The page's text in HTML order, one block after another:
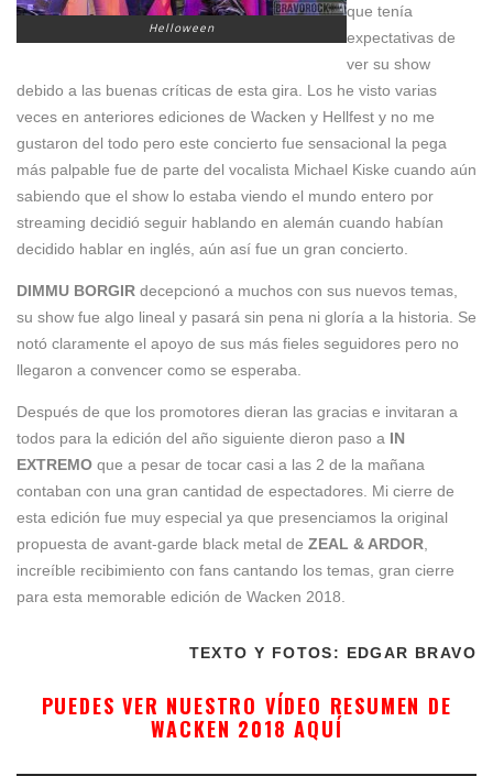
Helloween
que tenía
expectativas de
ver su show
debido a las buenas críticas de esta gira. Los he visto varias
veces en anteriores ediciones de Wacken y Hellfest y no me
gustaron del todo pero este concierto fue sensacional la pega
más palpable fue de parte del vocalista Michael Kiske cuando aún
sabiendo que el show lo estaba viendo el mundo entero por
streaming decidió seguir hablando en alemán cuando habían
decidido hablar en inglés, aún así fue un gran concierto.
DIMMU BORGIR decepcionó a muchos con sus nuevos temas,
su show fue algo lineal y pasará sin pena ni gloría a la historia. Se
notó claramente el apoyo de sus más fieles seguidores pero no
llegaron a convencer como se esperaba.
Después de que los promotores dieran las gracias e invitaran a
todos para la edición del año siguiente dieron paso a IN
EXTREMO que a pesar de tocar casi a las 2 de la mañana
contaban con una gran cantidad de espectadores. Mi cierre de
esta edición fue muy especial ya que presenciamos la original
propuesta de avant-garde black metal de ZEAL & ARDOR
increíble recibimiento con fans cantando los temas, gran cierre
para esta memorable edición de Wacken 2018.
TEXTO Y FOTOS: EDGAR BRAVO
PUEDES VER NUESTRO VÍDEO RESUMEN DE
WACKEN 2018 AQUÍ